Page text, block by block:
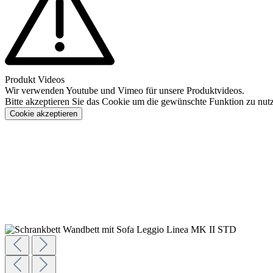
Produkt Videos
Wir verwenden Youtube und Vimeo für unsere Produktvideos.
Bitte akzeptieren Sie das Cookie um die gewünschte Funktion zu
Cookie akzeptieren